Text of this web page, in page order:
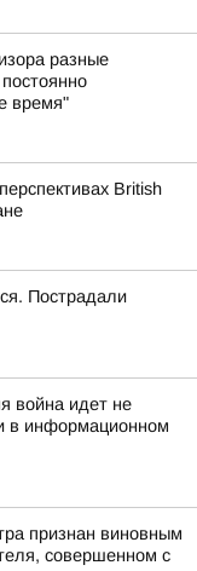
разные
время"
British
Пострадали
война идет не
в информационном
признан виновным
совершенном с